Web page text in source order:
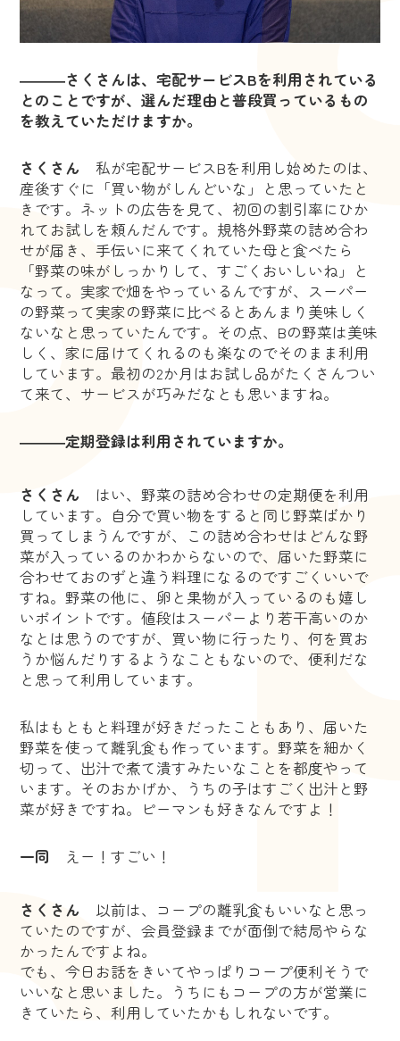
―――さくさんは、宅配サービスBを利用されている
とのことですが、選んだ理由と普段買っているもの
を教えていただけますか。
さくさん私が宅配サービスBを利用し始めたのは、
産後すぐに「買い物がしんどいな」と思っていたと
きです。ネットの広告を見て、初回の割引率にひか
れてお試しを頼んだんです。規格外野菜の詰め合わ
せが届き、手伝いに来てくれていた母と食べたら
「野菜の味がしっかりして、すごくおいしいね」と
なって。実家で畑をやっているんですが、スーパー
の野菜って実家の野菜に比べるとあんまり美味しく
ないなと思っていたんです。その点、Bの野菜は美味
しく、家に届けてくれるのも楽なのでそのまま利用
しています。最初の2か月はお試し品がたくさんつい
て来て、サービスが巧みだなとも思いますね。
―――定期登録は利用されていますか。
さくさん はい、野菜の詰め合わせの定期便を利用
しています。自分で買い物をすると同じ野菜ばかり
買ってしまうんですが、この詰め合わせはどんな野
菜が入っているのかわからないので、届いた野菜に
合わせておのずと違う料理になるのですごくいいで
すね。野菜の他に、卵と果物が入っているのも嬉し
いポイントです。値段はスーパーより若干高いのか
なとは思うのですが、買い物に行ったり、何を買お
うか悩んだりするようなこともないので、便利だな
と思って利用しています。
私はもともと料理が好きだったこともあり、届いた
野菜を使って離乳食も作っています。野菜を細かく
切って、出汁で煮て潰すみたいなことを都度やって
います。そのおかげか、うちの子はすごく出汁と野
菜が好きですね。ピーマンも好きなんですよ！
一同 えー！すごい！
さくさん 以前は、コープの離乳食もいいなと思っ
ていたのですが、会員登録までが面倒で結局やらな
かったんですよね。
でも、今日お話をきいてやっぱりコープ便利そうで
いいなと思いました。うちにもコープの方が営業に
きていたら、利用していたかもしれないです。